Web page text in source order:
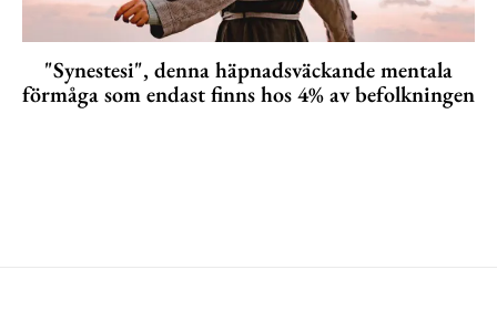
"Synestesi", denna häpnadsväckande mentala
förmåga som endast finns hos 4% av befolkningen